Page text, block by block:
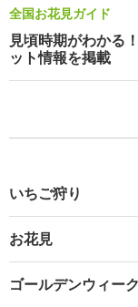
全国お花見ガイド
見頃時期がわかる
ット情報を掲載
いちご狩り
お花見
ゴールデンウィーク